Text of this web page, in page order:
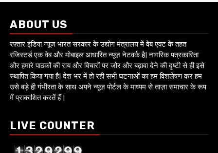
ABOUT US
रफ़्तार इंडिया न्यूज भारत सरकार के उद्योग मंत्रालय में वेब एक्ट के तहत
रजिस्टर्ड एक वेब और मोबाइल आधारित न्यूज़ नेटवर्क है| नागरिक पत्रकारिता
और हमारे पाठकों की राय और विचारों पर जोर और बढ़ावा देने की दृष्टी से ही इसे
स्थापित किया गया है| देश भर में हो रही सभी घटनाओं का हम विशलेषण कर हम
उसे बड़े ही गंभीरता के साथ अपने न्यूज़ पोर्टल के माध्यम से ताज़ा समाचार के रूप
में प्राकाशित करतें हैं |
LIVE COUNTER